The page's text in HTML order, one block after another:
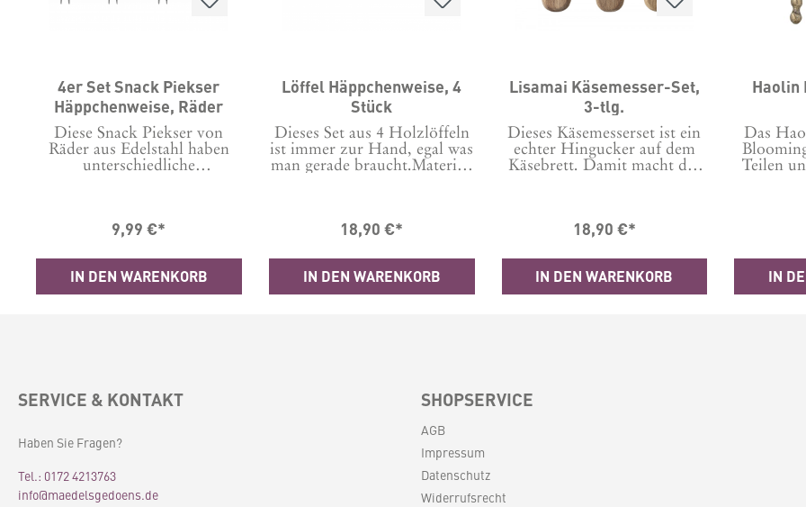
4er Set Snack Piekser
Häppchenweise, Räder
Diese Snack Piekser von
Räder aus Edelstahl haben
unterschiedliche
etwas Besonderem. Material:
Höhe: 10 cm, Breite: 2,8 cm,
Tiefe: 0,1 cm
9,99 €*
IN DEN WARENKORB
Löffel Häppchenweise, 4
Stück
Dieses Set aus 4 Holzlöffeln
ist immer zur Hand, egal was
man gerade braucht.Material:
18,90 €*
IN DEN WARENKORB
Lisamai Käsemesser-Set,
3-tlg.
Dieses Käsemesserset ist ein
echter Hingucker auf dem
Käsebrett. Damit macht das
Käseplatte damit sofort
formschön aus Akazienholz
gefertigt und liegen gut in
der Hand. Maße
18,90 €*
IN DEN WARENKORB
Haolin
Das
Teilen
Löffel
sowohl
IN
SERVICE & KONTAKT
Haben Sie Fragen?
Tel.: 0172 4213763
info@maedelsgedoens.de
SHOPSERVICE
AGB
Impressum
Datenschutz
Widerrufsrecht